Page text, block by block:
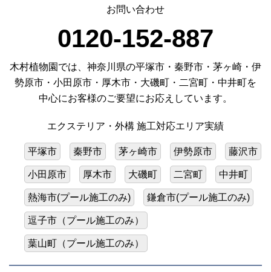
お問い合わせ
0120-152-887
木村植物園では、神奈川県の平塚市・秦野市・茅ヶ崎・伊
勢原市・小田原市・厚木市・大磯町・二宮町・中井町を
中心にお客様のご要望にお応えしています。
エクステリア・外構 施工対応エリア実績
平塚市 秦野市 茅ヶ崎市 伊勢原市 藤沢市
小田原市 厚木市 大磯町 二宮町 中井町
熱海市(プール施工のみ) 鎌倉市(プール施工のみ)
逗子市（プール施工のみ）
葉山町（プール施工のみ）